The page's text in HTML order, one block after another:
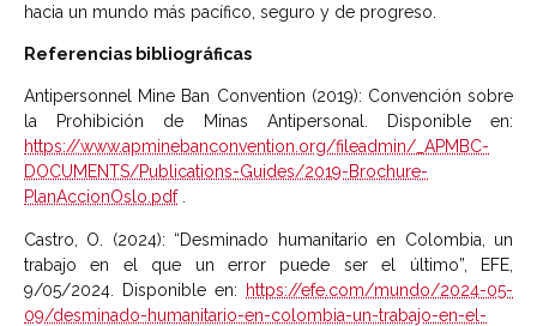
hacia un mundo más pacífico, seguro y de progreso.
Referencias bibliográficas
Antipersonnel Mine Ban Convention (2019): Convención sobre
la Prohibición de Minas Antipersonal. Disponible en:
https://www.apminebanconvention.org/fileadmin/_APMBC-
DOCUMENTS/Publications-Guides/2019-Brochure-
PlanAccionOslo.pdf.
Castro, O. (2024): “Desminado humanitario en Colombia, un
trabajo en el que un error puede ser el último”, EFE,
9/05/2024. Disponible en:
https://efe.com/mundo/2024-05-
09/desminado-humanitario-en-colombia-un-trabajo-en-el-